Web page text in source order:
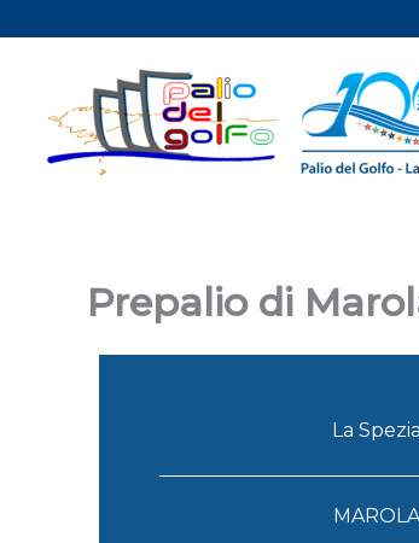
al
Prepalio di
La Spezia
MAROLA